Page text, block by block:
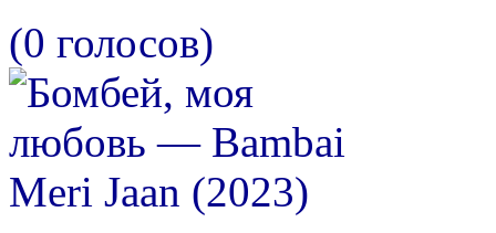
(0 голосов)